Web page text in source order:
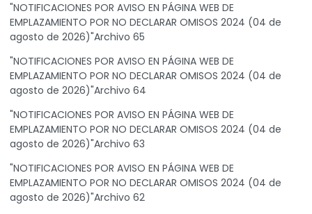
"NOTIFICACIONES POR AVISO EN PÁGINA WEB DE
EMPLAZAMIENTO POR NO DECLARAR OMISOS 2024 (04 de
agosto de 2026)"Archivo 65
"NOTIFICACIONES POR AVISO EN PÁGINA WEB DE
EMPLAZAMIENTO POR NO DECLARAR OMISOS 2024 (04 de
agosto de 2026)"Archivo 64
"NOTIFICACIONES POR AVISO EN PÁGINA WEB DE
EMPLAZAMIENTO POR NO DECLARAR OMISOS 2024 (04 de
agosto de 2026)"Archivo 63
"NOTIFICACIONES POR AVISO EN PÁGINA WEB DE
EMPLAZAMIENTO POR NO DECLARAR OMISOS 2024 (04 de
agosto de 2026)"Archivo 62